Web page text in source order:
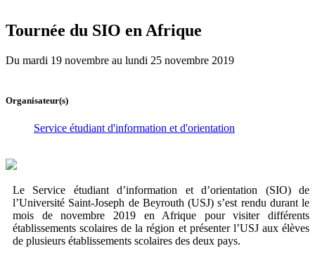
Tournée du SIO en Afrique
Du mardi 19 novembre au lundi 25 novembre 2019
Organisateur(s)
Service étudiant d'information et d'orientation
Le Service étudiant d’information et d’orientation (SIO) de
l’Université Saint-Joseph de Beyrouth (USJ) s’est rendu durant le
mois de novembre 2019 en Afrique pour visiter différents
établissements scolaires de la région et présenter l’USJ aux élèves
de plusieurs établissements scolaires des deux pays.